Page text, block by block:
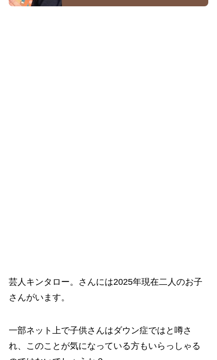
芸人キンタロー。さんには2025年現在二人のお子
さんがいます。
一部ネット上で子供さんはダウン症ではと噂さ
れ、このことが気になっている方もいらっしゃる